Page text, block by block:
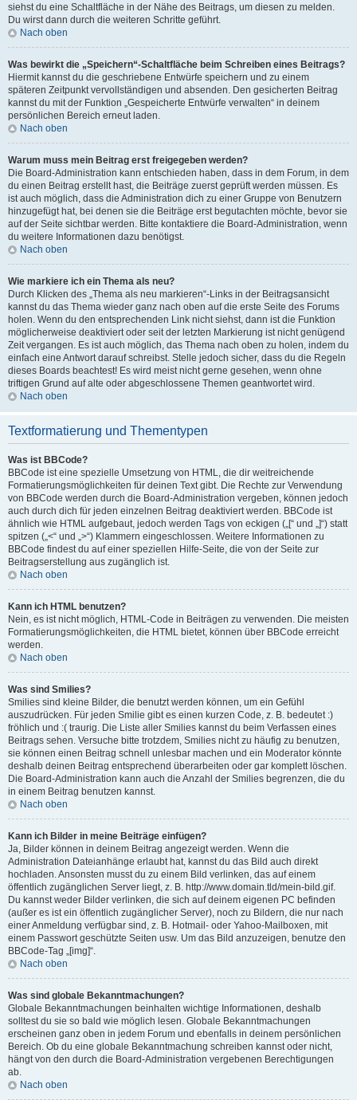
siehst du eine Schaltfläche in der Nähe des Beitrags, um diesen zu melden.
Du wirst dann durch die weiteren Schritte geführt.
Nach oben
Was bewirkt die „Speichern“-Schaltfläche beim Schreiben eines Beitrags?
Hiermit kannst du die geschriebene Entwürfe speichern und zu einem
späteren Zeitpunkt vervollständigen und absenden. Den gesicherten Beitrag
kannst du mit der Funktion „Gespeicherte Entwürfe verwalten“ in deinem
persönlichen Bereich erneut laden.
Nach oben
Warum muss mein Beitrag erst freigegeben werden?
Die Board-Administration kann entschieden haben, dass in dem Forum, in dem
du einen Beitrag erstellt hast, die Beiträge zuerst geprüft werden müssen. Es
ist auch möglich, dass die Administration dich zu einer Gruppe von Benutzern
hinzugefügt hat, bei denen sie die Beiträge erst begutachten möchte, bevor sie
auf der Seite sichtbar werden. Bitte kontaktiere die Board-Administration, wenn
du weitere Informationen dazu benötigst.
Nach oben
Wie markiere ich ein Thema als neu?
Durch Klicken des „Thema als neu markieren“-Links in der Beitragsansicht
kannst du das Thema wieder ganz nach oben auf die erste Seite des Forums
holen. Wenn du den entsprechenden Link nicht siehst, dann ist die Funktion
möglicherweise deaktiviert oder seit der letzten Markierung ist nicht genügend
Zeit vergangen. Es ist auch möglich, das Thema nach oben zu holen, indem du
einfach eine Antwort darauf schreibst. Stelle jedoch sicher, dass du die Regeln
dieses Boards beachtest! Es wird meist nicht gerne gesehen, wenn ohne
triftigen Grund auf alte oder abgeschlossene Themen geantwortet wird.
Nach oben
Textformatierung und Thementypen
Was ist BBCode?
BBCode ist eine spezielle Umsetzung von HTML, die dir weitreichende
Formatierungsmöglichkeiten für deinen Text gibt. Die Rechte zur Verwendung
von BBCode werden durch die Board-Administration vergeben, können jedoch
auch durch dich für jeden einzelnen Beitrag deaktiviert werden. BBCode ist
ähnlich wie HTML aufgebaut, jedoch werden Tags von eckigen („[“ und „]“) statt
spitzen („<“ und „>“) Klammern eingeschlossen. Weitere Informationen zu
BBCode findest du auf einer speziellen Hilfe-Seite, die von der Seite zur
Beitragserstellung aus zugänglich ist.
Nach oben
Kann ich HTML benutzen?
Nein, es ist nicht möglich, HTML-Code in Beiträgen zu verwenden. Die meisten
Formatierungsmöglichkeiten, die HTML bietet, können über BBCode erreicht
werden.
Nach oben
Was sind Smilies?
Smilies sind kleine Bilder, die benutzt werden können, um ein Gefühl
auszudrücken. Für jeden Smilie gibt es einen kurzen Code, z. B. bedeutet :)
fröhlich und :( traurig. Die Liste aller Smilies kannst du beim Verfassen eines
Beitrags sehen. Versuche bitte trotzdem, Smilies nicht zu häufig zu benutzen,
sie können einen Beitrag schnell unlesbar machen und ein Moderator könnte
deshalb deinen Beitrag entsprechend überarbeiten oder gar komplett löschen.
Die Board-Administration kann auch die Anzahl der Smilies begrenzen, die du
in einem Beitrag benutzen kannst.
Nach oben
Kann ich Bilder in meine Beiträge einfügen?
Ja, Bilder können in deinem Beitrag angezeigt werden. Wenn die
Administration Dateianhänge erlaubt hat, kannst du das Bild auch direkt
hochladen. Ansonsten musst du zu einem Bild verlinken, das auf einem
öffentlich zugänglichen Server liegt, z. B. http://www.domain.tld/mein-bild.gif.
Du kannst weder Bilder verlinken, die sich auf deinem eigenen PC befinden
(außer es ist ein öffentlich zugänglicher Server), noch zu Bildern, die nur nach
einer Anmeldung verfügbar sind, z. B. Hotmail- oder Yahoo-Mailboxen, mit
einem Passwort geschützte Seiten usw. Um das Bild anzuzeigen, benutze den
BBCode-Tag „[img]“.
Nach oben
Was sind globale Bekanntmachungen?
Globale Bekanntmachungen beinhalten wichtige Informationen, deshalb
solltest du sie so bald wie möglich lesen. Globale Bekanntmachungen
erscheinen ganz oben in jedem Forum und ebenfalls in deinem persönlichen
Bereich. Ob du eine globale Bekanntmachung schreiben kannst oder nicht,
hängt von den durch die Board-Administration vergebenen Berechtigungen
ab.
Nach oben